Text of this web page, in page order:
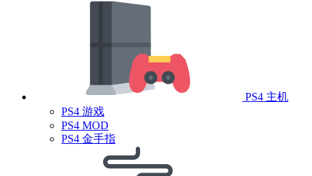
PS4 主机
PS4 游戏
PS4 MOD
PS4 金手指